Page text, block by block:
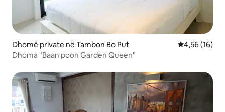
Dhomë private në Tambon Bo Put Vlerësimi
4,56 (16)
Dhoma "Baan poon Garden Queen"